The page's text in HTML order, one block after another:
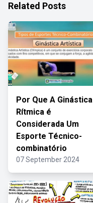
Related Posts
Por Que A Ginástica
Rítmica é
Considerada Um
Esporte Técnico-
combinatório
07 September 2024